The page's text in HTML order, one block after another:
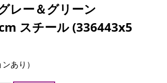
レー＆グリーン
スチール (336443x5
あり）